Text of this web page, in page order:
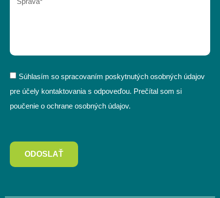
Súhlasím so spracovaním poskytnutých osobných údajov
pre účely kontaktovania s odpoveďou. Prečítal som si
poučenie o ochrane osobných údajov.
ODOSLAŤ